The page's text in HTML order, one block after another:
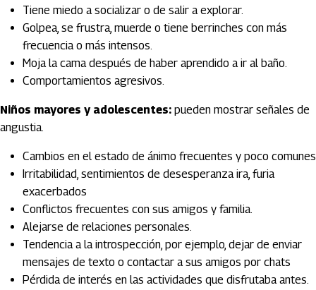
Tiene miedo a socializar o de salir a explorar.
Golpea, se frustra, muerde o tiene berrinches con más
frecuencia o más intensos.
Moja la cama después de haber aprendido a ir al baño.
Comportamientos agresivos.
Niños mayores y adolescentes: pueden mostrar señales de
angustia.
Cambios en el estado de ánimo frecuentes y poco comunes
Irritabilidad, sentimientos de desesperanza ira, furia
exacerbados
Conflictos frecuentes con sus amigos y familia.
Alejarse de relaciones personales.
Tendencia a la introspección, por ejemplo, dejar de enviar
mensajes de texto o contactar a sus amigos por chats
Pérdida de interés en las actividades que disfrutaba antes.